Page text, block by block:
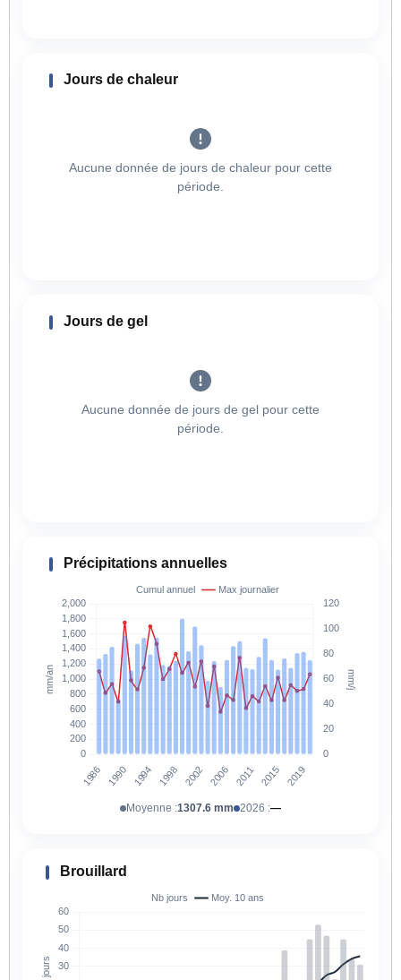
Jours de chaleur
Aucune donnée de jours de chaleur pour cette
période.
Jours de gel
Aucune donnée de jours de gel pour cette
période.
Précipitations annuelles
Moyenne :1307.6 mm 2026 :—
Brouillard